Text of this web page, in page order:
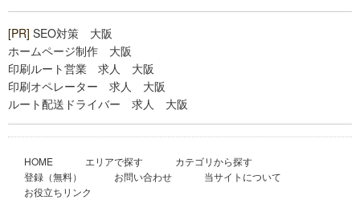
[PR] SEO対策 大阪
ホームページ制作 大阪
印刷ルート営業 求人 大阪
印刷オペレーター 求人 大阪
ルート配送ドライバー 求人 大阪
HOME エリアで探す
カテゴリから探す
登録（無料）
お問い合わせ
当サイトについて
お役立ちリンク